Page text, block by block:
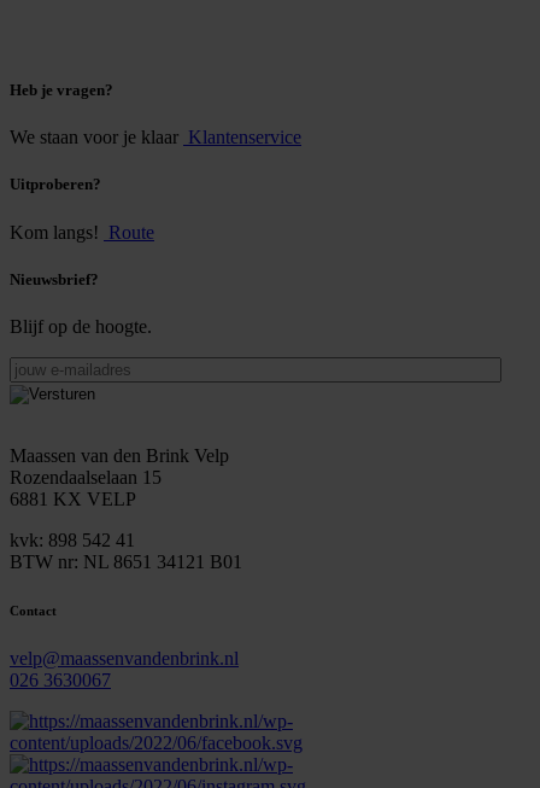
Heb je vragen?
We staan voor je klaar Klantenservice
Uitproberen?
Kom langs! Route
Nieuwsbrief?
Blijf op de hoogte.
jouw
e-
mailadres
Maassen van den Brink Velp
Rozendaalselaan 15
6881 KX VELP
kvk: 898 542 41
BTW nr: NL 8651 34121 B01
Contact
velp@maassenvandenbrink.nl
026 3630067